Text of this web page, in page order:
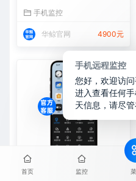
手机监控
华鲸官网 4900元
苹果手机同屏监控软件——华
首页 监控
手机远程监控
您好，欢迎访
进入查看任何
天信息，请尽